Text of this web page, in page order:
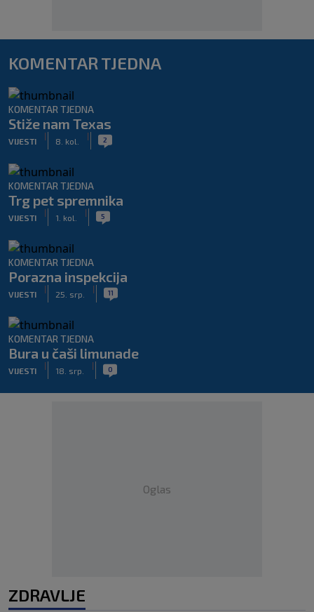
KOMENTAR TJEDNA
KOMENTAR TJEDNA
Stiže nam Texas
VIJESTI
|
8. kol.
| 2
KOMENTAR TJEDNA
Trg pet spremnika
VIJESTI
|
1. kol.
| 5
KOMENTAR TJEDNA
Porazna inspekcija
VIJESTI
|
25. srp.
| 11
KOMENTAR TJEDNA
Bura u čaši limunade
VIJESTI
|
18. srp.
| 0
Oglas
ZDRAVLJE